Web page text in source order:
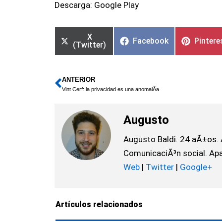
Descarga: Google Play
X
(Twitter)
Facebook
Ant
ANTERIOR
Vint Cerf: la privacidad es una anomalÃ­a
Augusto
Augusto Baldi. 24
ComunicaciÃ³n social.
Web | Twitter | Google+
Artículos relacionados